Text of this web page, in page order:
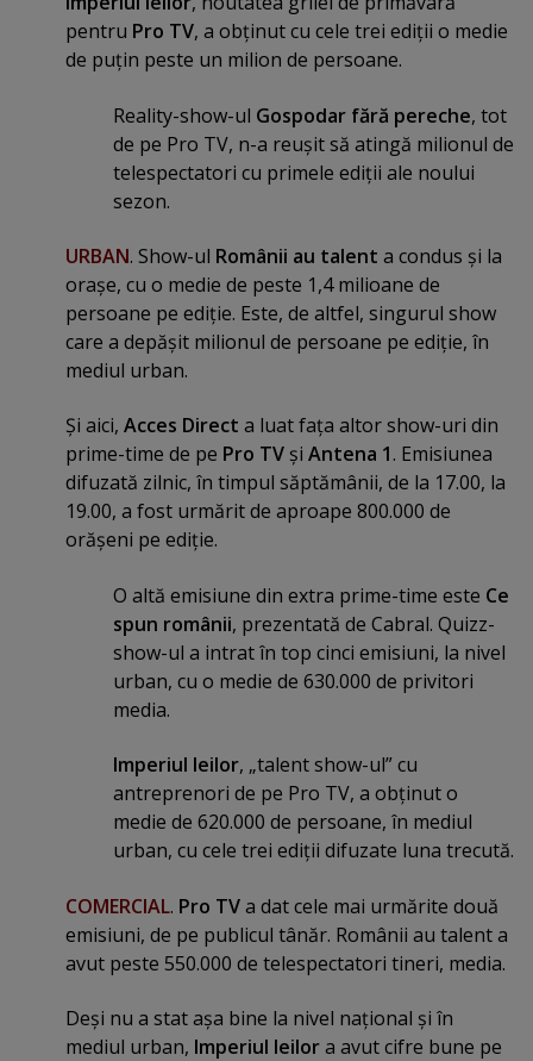
pentru Pro TV, a obţinut cu cele trei ediţii o medie
de puţin peste un milion de persoane.
Reality-show-ul Gospodar fără pereche, tot
de pe Pro TV, n-a reuşit să atingă milionul de
telespectatori cu primele ediţii ale noului
sezon.
URBAN. Show-ul Românii au talent a condus şi la
oraşe, cu o medie de peste 1,4 milioane de
persoane pe ediţie. Este, de altfel, singurul show
care a depăşit milionul de persoane pe ediţie, în
mediul urban.
Şi aici, Acces Direct a luat faţa altor show-uri din
prime-time de pe Pro TV şi Antena 1. Emisiunea
difuzată zilnic, în timpul săptămânii, de la 17.00, la
19.00, a fost urmărit de aproape 800.000 de
orăşeni pe ediţie.
O altă emisiune din extra prime-time este Ce
spun românii, prezentată de Cabral. Quizz-
show-ul a intrat în top cinci emisiuni, la nivel
urban, cu o medie de 630.000 de privitori
media.
Imperiul leilor, „talent show-ul” cu
antreprenori de pe Pro TV, a obţinut o
medie de 620.000 de persoane, în mediul
urban, cu cele trei ediţii difuzate luna trecută.
COMERCIAL. Pro TVa dat cele mai urmărite două
emisiuni, de pe publicul tânăr. Românii au talent a
avut peste 550.000 de telespectatori tineri, media.
Deşi nu a stat aşa bine la nivel naţional şi în
mediul urban, Imperiul leilora avut cifre bune pe